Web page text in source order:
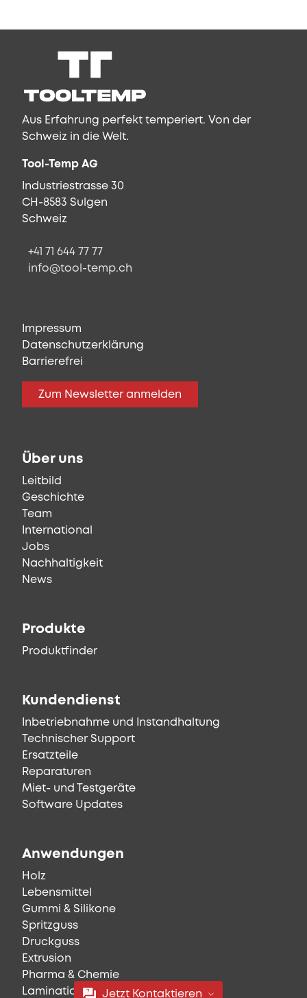
Jetzt Kontaktieren
Aus Erfahrung perfekt temperiert. Von der
Schweiz in die Welt.
Tool-Temp AG
Industriestrasse 30
CH-8583 Sulgen
Schweiz
+41 71 644 77 77
info@tool-temp.ch
Impressum
Datenschutzerklärung
Barrierefrei
Zum Newsletter anmelden
Über uns
Leitbild
Geschichte
Team
International
Jobs
Nachhaltigkeit
News
Produkte
Produktfinder
Kundendienst
Inbetriebnahme und Instandhaltung
Technischer Support
Ersatzteile
Reparaturen
Miet- und Testgeräte
Software Updates
Anwendungen
Holz
Lebensmittel
Gummi & Silikone
Spritzguss
Druckguss
Extrusion
Pharma & Chemie
Lamination, Druck & Textil